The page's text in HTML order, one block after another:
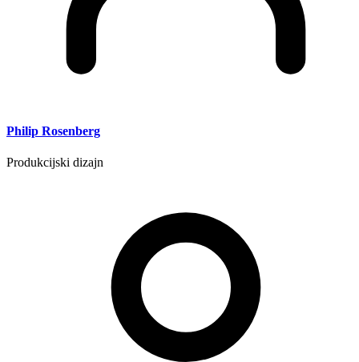
Philip Rosenberg
Produkcijski dizajn